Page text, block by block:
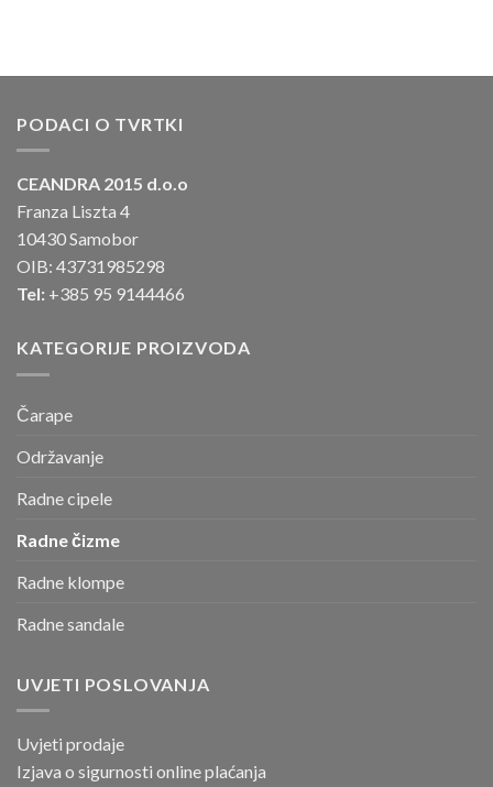
PODACI O TVRTKI
CEANDRA 2015 d.o.o
Franza Liszta 4
10430 Samobor
OIB: 43731985298
Tel: +385 95 9144466
KATEGORIJE PROIZVODA
Čarape
Održavanje
Radne cipele
Radne čizme
Radne klompe
Radne sandale
UVJETI POSLOVANJA
Uvjeti prodaje
Izjava o sigurnosti onlineplaćanja